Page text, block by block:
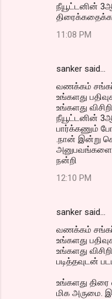
நீயூட்டனின்
11:08 PM
sanker said…
வணக்கம் சங்கர்
உங்களது
உங்களது
நீயூட்டனின்
பார்க்கணும்
.நான் இன்று
அனுபவங்களை
நன்றி
12:10 PM
sanker said…
வணக்கம் சங்கர்
உங்களது
உங்களது
படித்தவுடன்
உங்களது
மிக அருமை.